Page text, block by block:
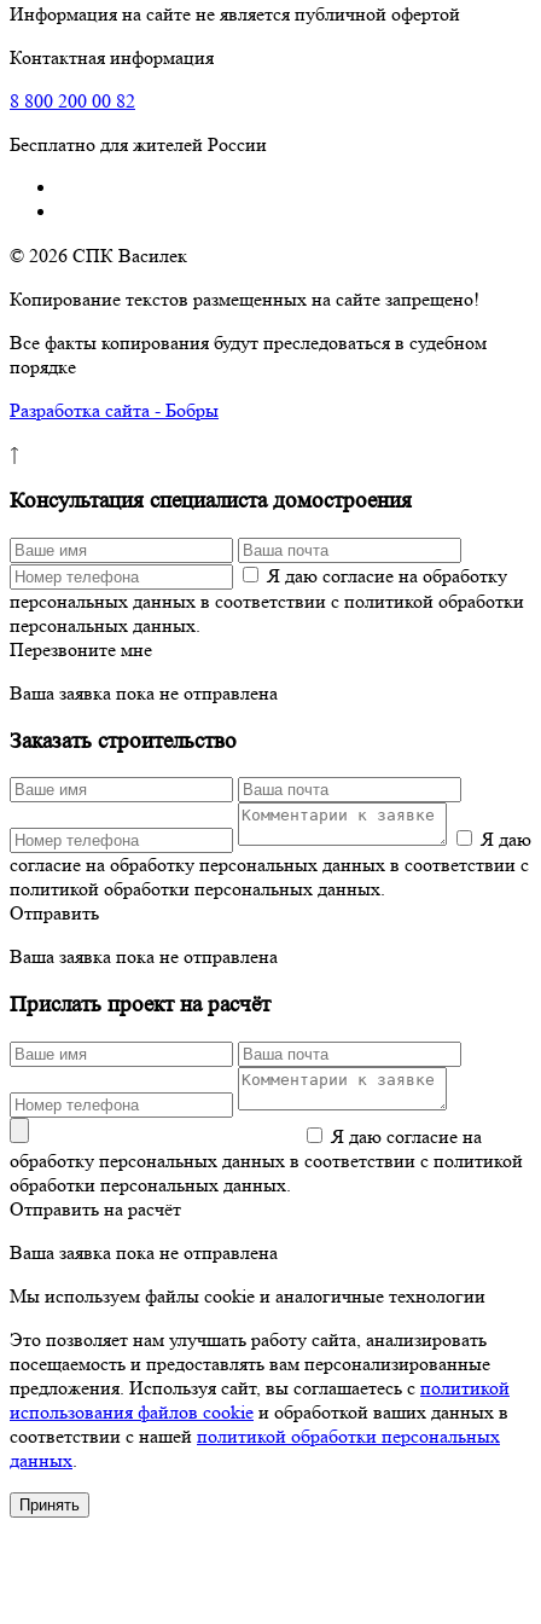
Информация на сайте не является публичной офертой
Контактная информация
8 800 200 00 82
Бесплатно для жителей России
© 2026 СПК Василек
Копирование текстов размещенных на сайте запрещено!
Все факты копирования будут преследоваться в судебном
порядке
Разработка сайта - Бобры
↑
Консультация специалиста домостроения
Я даю согласие на обработку
персональных данных в соответствии с политикой обработки
персональных данных.
Перезвоните мне
Ваша заявка пока не отправлена
Заказать строительство
Я даю
согласие на обработку персональных данных в соответствии с
политикой обработки персональных данных.
Отправить
Ваша заявка пока не отправлена
Прислать проект на расчёт
Я даю согласие на
обработку персональных данных в соответствии с политикой
обработки персональных данных.
Отправить на расчёт
Ваша заявка пока не отправлена
Мы используем файлы cookie и аналогичные технологии
Это позволяет нам улучшать работу сайта, анализировать
посещаемость и предоставлять вам персонализированные
предложения. Используя сайт, вы соглашаетесь с политикой
использования файлов cookie и обработкой ваших данных в
соответствии с нашей политикой обработки персональных
данных.
Принять